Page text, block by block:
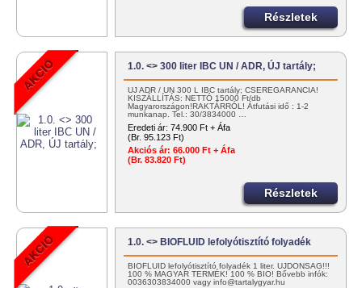
Részletek
1.0. <> 300 liter IBC UN / ADR, ÚJ tartály;
ÚJ ADR / UN 300 L IBC tartály; CSEREGARANCIA!
KISZÁLLÍTÁS: NETTÓ 15000 Ft/db
Magyarországon!RAKTÁRRÓL! Átfutási idő : 1-2
munkanap. Tel.: 30/3834000 …
Eredeti ár: 74.900 Ft + Áfa
(Br. 95.123 Ft)
Akciós ár: 66.000 Ft + Áfa
(Br. 83.820 Ft)
Részletek
1.0. <> BIOFLUID lefolyótisztító folyadék
BIOFLUID lefolyótisztító folyadék 1 liter. ÚJDONSÁG!!!
100 % MAGYAR TERMÉK! 100 % BIO! Bővebb infók:
0036303834000 vagy info@tartalygyar.hu